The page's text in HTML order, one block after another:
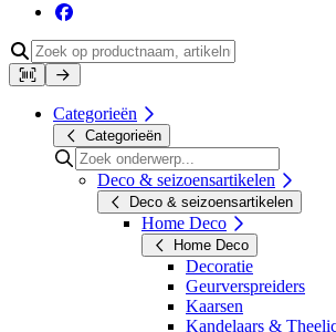
Categorieën
Categorieën
Deco & seizoensartikelen
Deco & seizoensartikelen
Home Deco
Home Deco
Decoratie
Geurverspreiders
Kaarsen
Kandelaars &